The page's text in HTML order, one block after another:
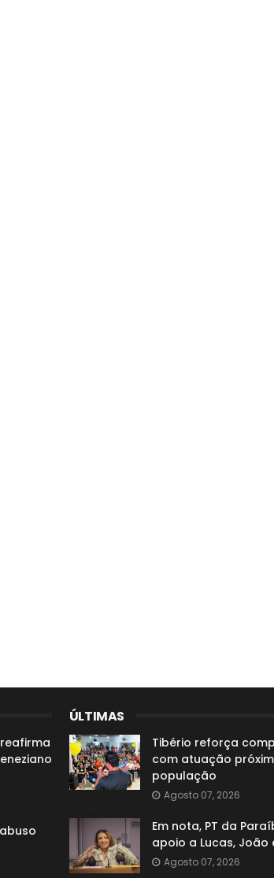
ÚLTIMAS
Tibério reforça
com atuação
população
Agosto 07, 2026
Em nota, PT da
apoio a Lucas, João
Agosto 07, 2026